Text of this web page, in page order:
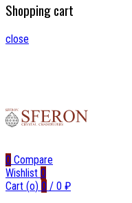
Shopping cart
close
0 Compare
Wishlist 0
Cart (o) 0 / 0 ₽